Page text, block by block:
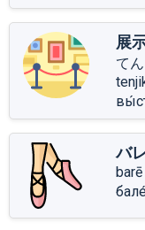
展
て
バ
barē